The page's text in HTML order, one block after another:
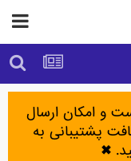
و امکان ارسال
پشتیبانی به
✖